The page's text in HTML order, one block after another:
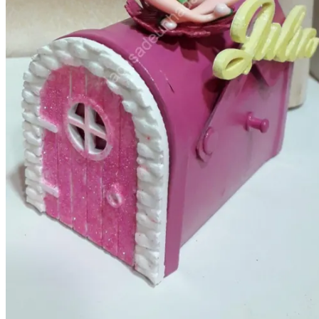
Cajas para bebé
Cajas para hombre
Cajas para mujer
Cajas para niños
Detalles para Celebraciones
Bautizos
Bodas
invitaciones de boda
Comuniones
Árboles de huellas
Eventos
Detalles Personalizados
Jabones,champú y Aromas
Ambientadores naturales
bálsamos y cremas naturales
Champú y acondicionador
Jabón para el afeitado
Jabones artesanales